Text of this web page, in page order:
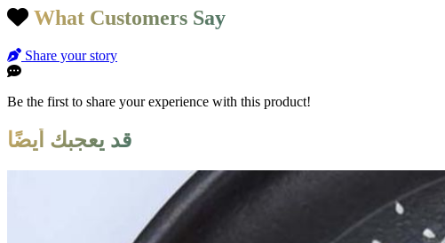
What Customers Say
Share your story
Be the first to share your experience with this product!
قد يعجبك أيضًا